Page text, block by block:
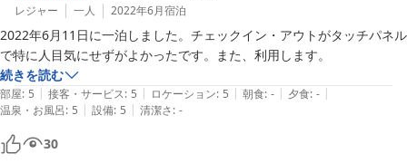
レジャー 一人 2022年6月宿泊
2022年6月11日に一泊しました。チェックイン・アウトがタッチパネル
で特に人目気にせずがよかったです。また、利用します。
続きを読む
部屋: 5 | 接客・サービス: 5 | ロケーション: 5 | 朝食: - | 夕食: - |
温泉・お風呂: 5 | 設備: 5 | 清潔さ: -
30